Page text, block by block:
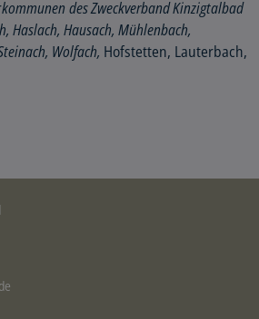
kommunen des Zweckverband Kinzigtalbad
Haslach, Hausach, Mühlenbach,
Wolfach, Hofstetten, Lauterbach,